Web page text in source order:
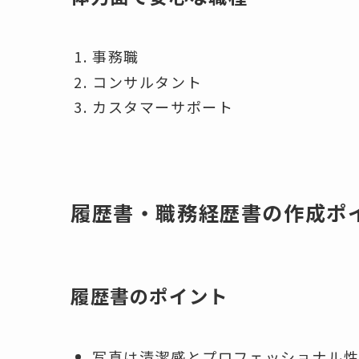
事務職
コンサルタント
カスタマーサポート
履歴書・職務経歴書の作成ポ
履歴書のポイント